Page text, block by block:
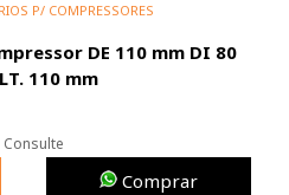
P/ COMPRESSORES
DE 110 mm DI 80
110 mm
Consulte
Comprar